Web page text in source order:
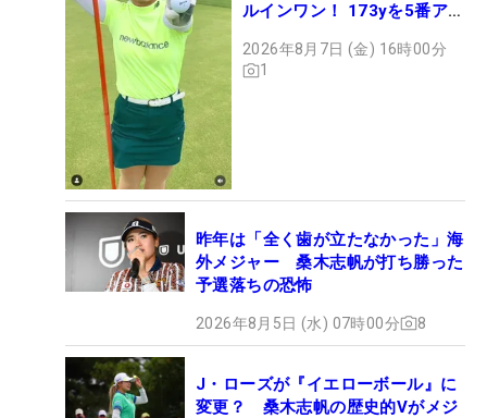
ルインワン！ 173yを5番アイ
2026年8月7日 (金) 16時00分
1
昨年は「全く歯が立たなかった」海
外メジャー 桑木志帆が打ち勝った
予選落ちの恐怖
2026年8月5日 (水) 07時00分 8
J・ローズが『イエローボール』に
変更？ 桑木志帆の歴史的Vがメジ